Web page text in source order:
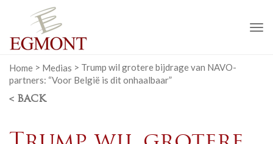
Home > Medias > Trump wil grotere bijdrage van NAVO-
partners: “Voor België is dit onhaalbaar”
< BACK